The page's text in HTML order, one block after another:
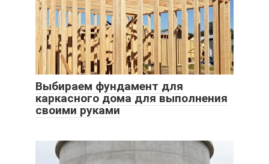
Выбираем фундамент для
каркасного дома для выполнения
своими руками